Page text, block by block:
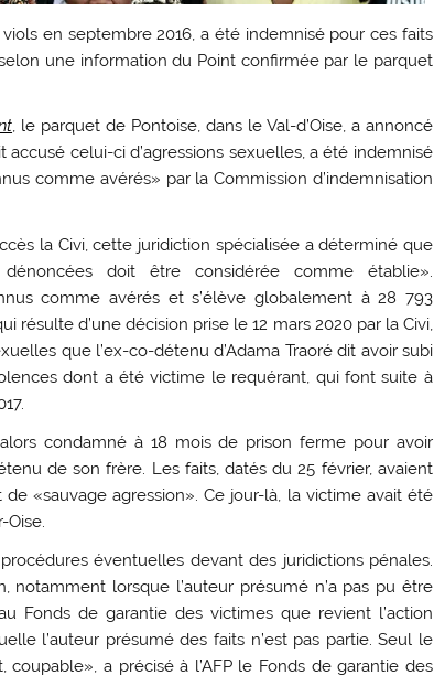
en septembre 2016, a été indemnisé pour ces faits
une information du Point confirmée par le parquet
, le parquet de Pontoise, dans le Val-d’Oise, a annoncé
accusé celui-ci d’agressions sexuelles, a été indemnisé
comme avérés» par la Commission d’indemnisation
la Civi, cette juridiction spécialisée a déterminé que
doit être considérée comme établie».
comme avérés et s’élève globalement à 28 793
d’une décision prise le 12 mars 2020 par la Civi,
que l’ex-co-détenu d’Adama Traoré dit avoir subi
dont a été victime le requérant, qui font suite à
condamné à 18 mois de prison ferme pour avoir
de son frère. Les faits, datés du 25 février, avaient
«sauvage agression». Ce jour-là, la victime avait été
Oise.
éventuelles devant des juridictions pénales.
notamment lorsque l’auteur présumé n’a pas pu être
Fonds de garantie des victimes que revient l’action
l’auteur présumé des faits n’est pas partie. Seul le
a précisé à l’AFP le Fonds de garantie des